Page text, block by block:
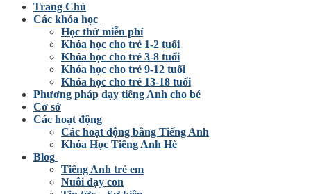
Trang Chủ
Các khóa học
Học thử miễn phí
Khóa học cho trẻ 1-2 tuổi
Khóa học cho trẻ 3-8 tuổi
Khóa học cho trẻ 9-12 tuổi
Khóa học cho trẻ 13-18 tuổi
Phương pháp dạy tiếng Anh cho bé
Cơ sở
Các hoạt động
Các hoạt động bằng Tiếng Anh
Khóa Học Tiếng Anh Hè
Blog
Tiếng Anh trẻ em
Nuôi dạy con